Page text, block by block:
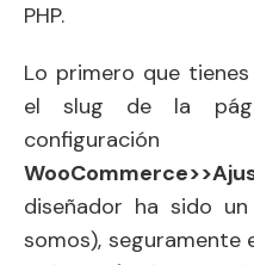
PHP.
Lo primero que
el slug de la
diseñador ha sido
somos), seguramente